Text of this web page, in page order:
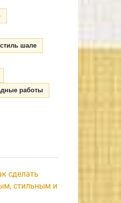
стиль шале
работы
сделать
стильным и